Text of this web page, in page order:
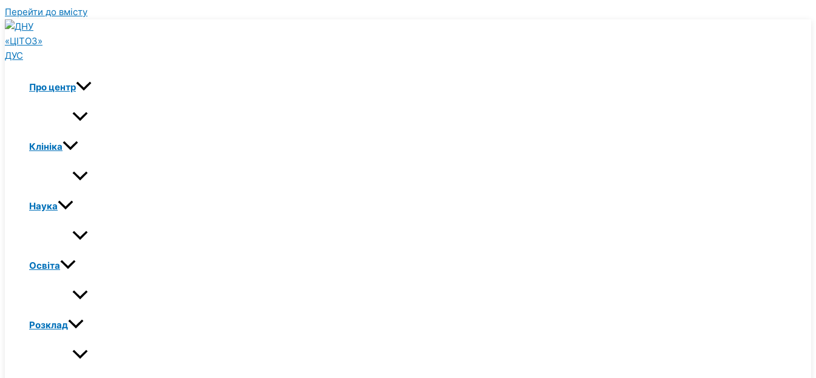
Перейти до вмісту
Про центр
Клініка
Наука
Освіта
Розклад